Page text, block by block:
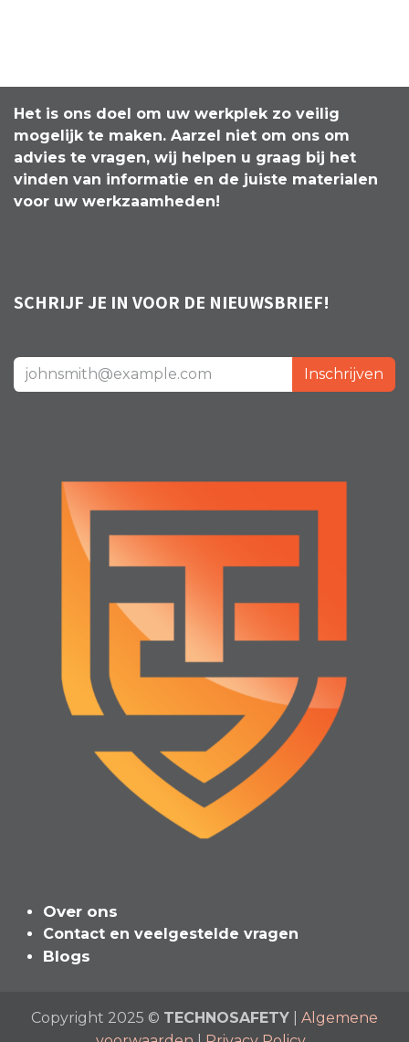
Het is ons doel om uw werkplek zo veilig
mogelijk te maken. Aarzel niet om ons om
advies te vragen, wij helpen u graag bij het
vinden van informatie en de juiste materialen
voor uw werkzaamheden!
SCHRIJF JE IN VOOR DE NIEUWSBRIEF!
Inschrijven
Over ons
Contact en veelgeste​l​de vragen
Blogs
Copyright 2025 © TECHNOSAFETY
Algemene